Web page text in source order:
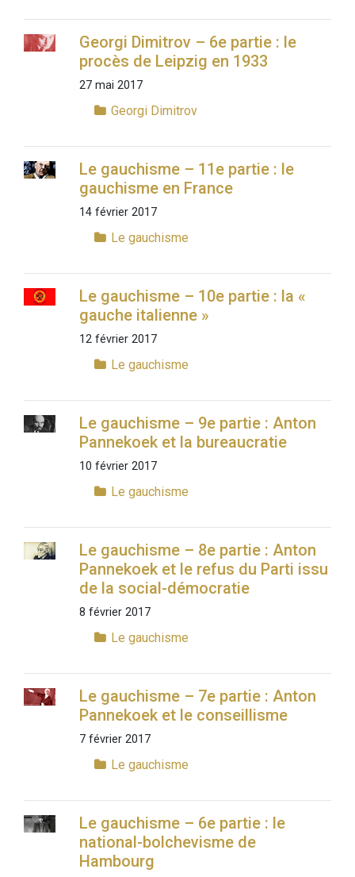
Georgi Dimitrov – 6e partie : le
procès de Leipzig en 1933
27 mai 2017
Georgi Dimitrov
Le gauchisme – 11e partie : le
gauchisme en France
14 février 2017
Le gauchisme
Le gauchisme – 10e partie : la «
gauche italienne »
12 février 2017
Le gauchisme
Le gauchisme – 9e partie : Anton
Pannekoek et la bureaucratie
10 février 2017
Le gauchisme
Le gauchisme – 8e partie : Anton
Pannekoek et le refus du Parti issu
de la social-démocratie
8 février 2017
Le gauchisme
Le gauchisme – 7e partie : Anton
Pannekoek et le conseillisme
7 février 2017
Le gauchisme
Le gauchisme – 6e partie : le
national-bolchevisme de
Hambourg